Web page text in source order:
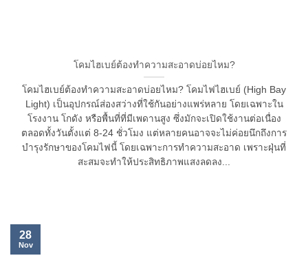
โคมไฮเบย์ต้องทำความสะอาดบ่อยไหม?
โคมไฮเบย์ต้องทำความสะอาดบ่อยไหม? โคมไฟไฮเบย์ (High Bay
Light) เป็นอุปกรณ์ส่องสว่างที่ใช้กันอย่างแพร่หลาย โดยเฉพาะใน
โรงงาน โกดัง หรือพื้นที่ที่มีเพดานสูง ซึ่งมักจะเปิดใช้งานต่อเนื่อง
ตลอดทั้งวันตั้งแต่ 8-24 ชั่วโมง แต่หลายคนอาจจะไม่ค่อยนึกถึงการ
บำรุงรักษาของโคมไฟนี้ โดยเฉพาะการทำความสะอาด เพราะฝุ่นที่
สะสมจะทำให้ประสิทธิภาพแสงลดลง...
28
Nov